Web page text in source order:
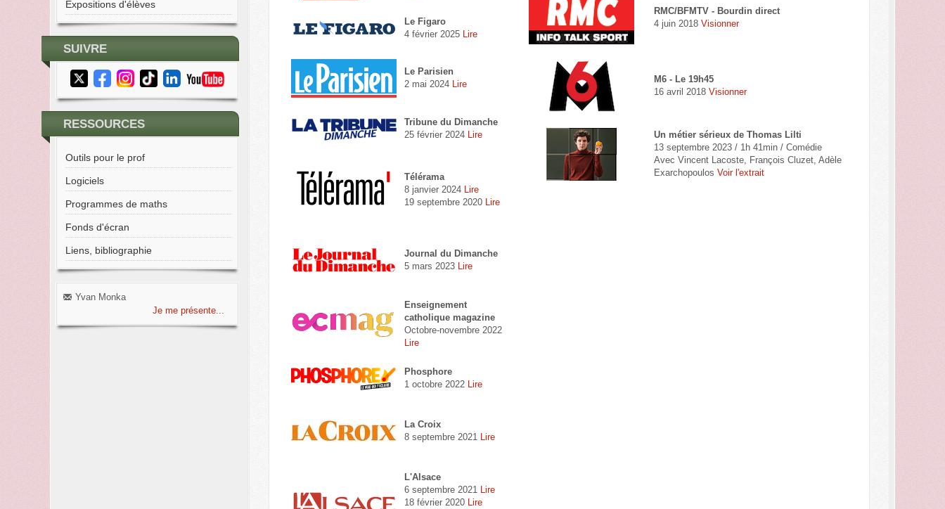
Expositions d'élèves
SUIVRE
RESSOURCES
Outils pour le prof
Logiciels
Programmes de maths
Fonds d'écran
Liens, bibliographie
Yvan Monka
Je me présente...
Le Figaro
4 février 2025 Lire
Le Parisien
2 mai 2024 Lire
Tribune du Dimanche
25 février 2024 Lire
Télérama
8 janvier 2024 Lire
19 septembre 2020 Lire
Journal du Dimanche
5 mars 2023 Lire
Enseignement
catholique magazine
Octobre-novembre 2022
Lire
Phosphore
1 octobre 2022 Lire
La Croix
8 septembre 2021 Lire
L'Alsace
6 septembre 2021 Lire
18 février 2020 Lire
RMC/BFMTV - Bourdin direct
4 juin 2018Visionner
M6 - Le 19h45
16 avril 2018Visionner
Un métier sérieux de Thomas Lilti
13 septembre 2023 / 1h 41min / Comédie
Avec Vincent Lacoste, François Cluzet, Adèle
ExarchopoulosVoir l'extrait